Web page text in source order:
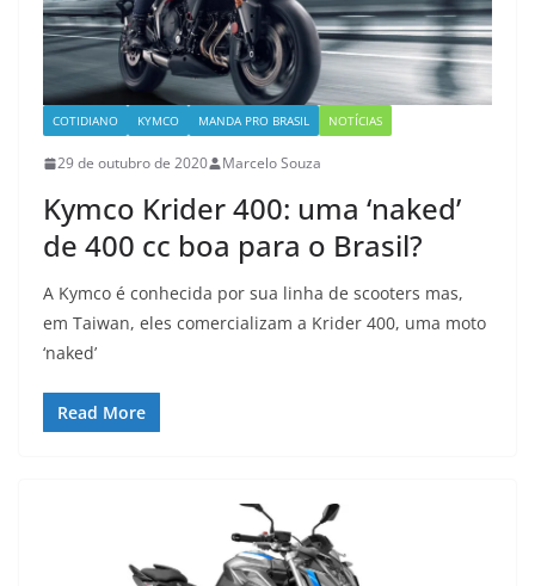
COTIDIANO KYMCO MANDA PRO BRASIL NOTÍCIAS
29 de outubro de 2020 Marcelo Souza
Kymco Krider 400: uma ‘naked’
de 400 cc boa para o Brasil?
A Kymco é conhecida por sua linha de scooters mas,
em Taiwan, eles comercializam a Krider 400, uma moto
‘naked’
Read More